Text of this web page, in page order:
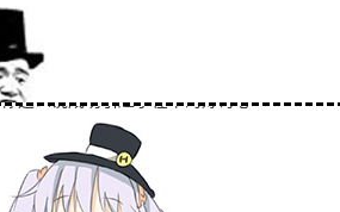
你们就不能像其他孩子一样看点正常
好奇成品是什么样的
Nori_Feather
你这么说成功引起了在下的好奇心